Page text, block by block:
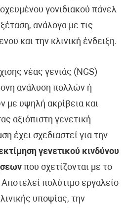
γονιδιακού πάνελ
ανάλογα με τις
και την κλινική ένδειξη.
νέας γενιάς (NGS)
ανάλυση πολλών ή
με υψηλή ακρίβεια και
αξιόπιστη γενετική
έχει σχεδιαστεί για την
γενετικού κινδύνου
που σχετίζονται με το
πολύτιμο εργαλείο
υποψίας, την